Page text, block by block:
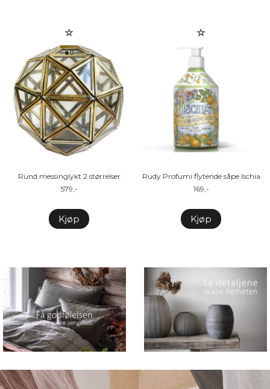
Rund messinglykt 2 størrelser
579,-
Kjøp
Rudy Profumi flytende såpe Ischia
169,-
Kjøp